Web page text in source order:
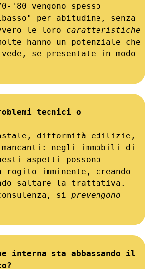
'80 vengono spesso
per abitudine, senza
le loro caratteristiche
hanno un potenziale che
se presentate in modo
tecnici o
difformità edilizie,
negli immobili di
aspetti possono
rogito imminente, creando
saltare la trattativa.
si prevengono
interna sta abbassando il